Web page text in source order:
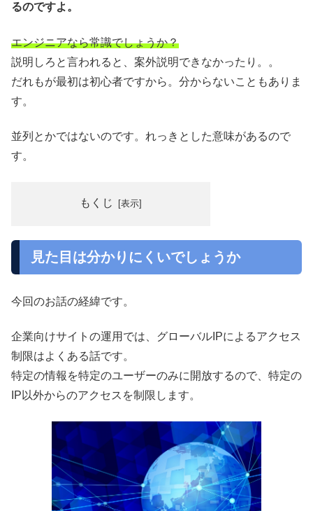
るのですよ。
エンジニアなら常識でしょうか？
説明しろと言われると、案外説明できなかったり。。
だれもが最初は初心者ですから。分からないこともありま
す。
並列とかではないのです。れっきとした意味があるので
す。
もくじ
見た目は分かりにくいでしょうか
今回のお話の経緯です。
企業向けサイトの運用では、グローバルIPによるアクセス
制限はよくある話です。
特定の情報を特定のユーザーのみに開放するので、特定の
IP以外からのアクセスを制限します。